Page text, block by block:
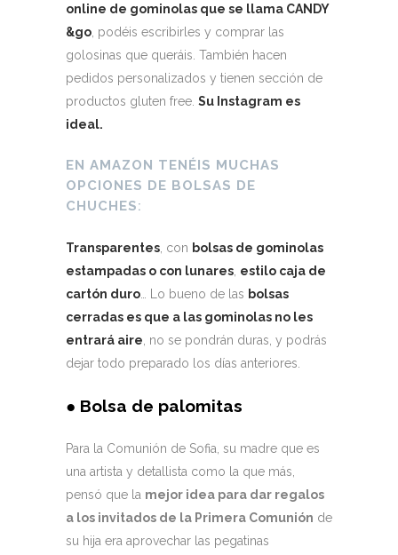
online de gominolas que se llama CANDY
&go , podéis escribirles y comprar las
golosinas que queráis. También hacen
pedidos personalizados y tienen sección de
productos gluten free. Su Instagram es
ideal.
EN AMAZON TENÉIS MUCHAS
OPCIONES DE BOLSAS DE
CHUCHES:
Transparentes , con bolsas de gominolas
estampadas o con lunares estilo caja de
cartón duro … Lo bueno de las bolsas
cerradas es que a las gominolas no les
entrará aire , no se pondrán duras, y podrás
dejar todo preparado los días anteriores.
● Bolsa de palomitas
Para la Comunión de Sofia, su madre que es
una artista y detallista como la que más,
pensó que la mejor idea para dar regalos
a los invitados de la Primera Comunión de
su hija era aprovechar las pegatinas